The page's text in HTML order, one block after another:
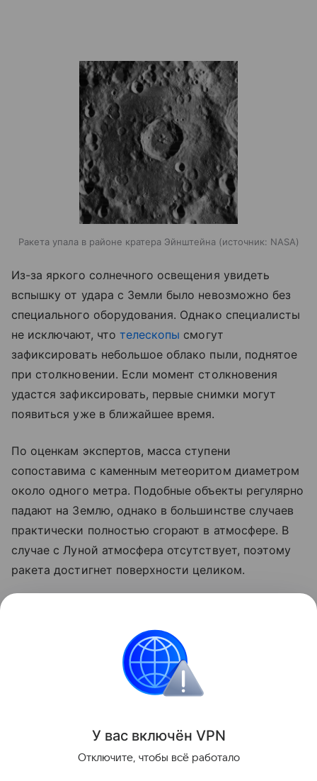
Ракета упала в районе кратера Эйнштейна источник: NASA
Из-за яркого солнечного освещения увидеть
вспышку от удара с Земли было невозможно без
специального оборудования. Однако специалисты
не исключают, что телескопы смогут
зафиксировать небольшое облако пыли, поднятое
при столкновении. Если момент столкновения
удастся зафиксировать, первые снимки могут
появиться уже в ближайшее время.
По оценкам экспертов, масса ступени
сопоставима с каменным метеоритом диаметром
около одного метра. Подобные объекты регулярно
падают на Землю, однако в большинстве случаев
практически полностью сгорают в атмосфере. В
случае с Луной атмосфера отсутствует, поэтому
ракета достигнет поверхности целиком.
об атмосфере древней Земли.
Луна российские ученые
Поделиться
У вас включён VPN
Отключите, чтобы всё работало